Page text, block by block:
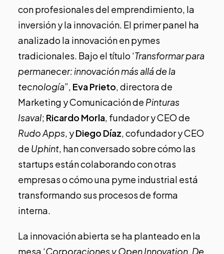
con profesionales del emprendimiento, la
inversión y la innovación. El primer panel ha
analizado la innovación en pymes
tradicionales. Bajo el título ‘Transformar para
permanecer: innovación más allá de la
tecnología”, Eva Prieto, directora de
Marketing y Comunicación de Pinturas
Isaval; Ricardo Morla, fundador y CEO de
Rudo Apps, yDiego Díaz, cofundador y CEO
de Uphint, han conversado sobre cómo las
startups están colaborando con otras
empresas o cómo una pyme industrial está
transformando sus procesos de forma
interna.
La innovación abierta se ha planteado en la
mesa ‘Corporaciones y Open Innovation. De